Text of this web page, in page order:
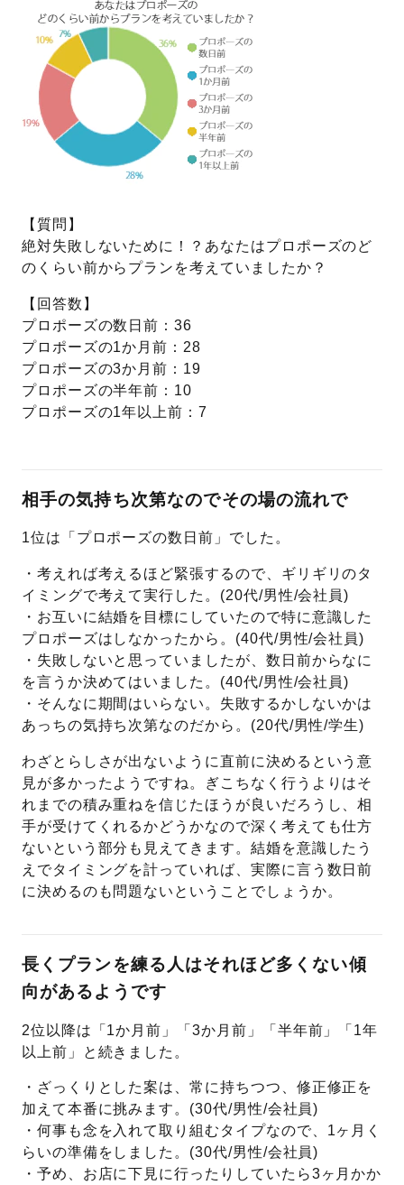
【質問】
絶対失敗しないために！？あなたはプロポーズのど
のくらい前からプランを考えていましたか？
【回答数】
プロポーズの数日前：36
プロポーズの1か月前：28
プロポーズの3か月前：19
プロポーズの半年前：10
プロポーズの1年以上前：7
相手の気持ち次第なのでその場の流れで
1位は「プロポーズの数日前」でした。
・考えれば考えるほど緊張するので、ギリギリのタ
イミングで考えて実行した。(20代/男性/会社員)
・お互いに結婚を目標にしていたので特に意識した
プロポーズはしなかったから。(40代/男性/会社員)
・失敗しないと思っていましたが、数日前からなに
を言うか決めてはいました。(40代/男性/会社員)
・そんなに期間はいらない。失敗するかしないかは
あっちの気持ち次第なのだから。(20代/男性/学生)
わざとらしさが出ないように直前に決めるという意
見が多かったようですね。ぎこちなく行うよりはそ
れまでの積み重ねを信じたほうが良いだろうし、相
手が受けてくれるかどうかなので深く考えても仕方
ないという部分も見えてきます。結婚を意識したう
えでタイミングを計っていれば、実際に言う数日前
に決めるのも問題ないということでしょうか。
長くプランを練る人はそれほど多くない傾
向があるようです
2位以降は「1か月前」「3か月前」「半年前」「1年
以上前」と続きました。
・ざっくりとした案は、常に持ちつつ、修正修正を
加えて本番に挑みます。(30代/男性/会社員)
・何事も念を入れて取り組むタイプなので、1ヶ月く
らいの準備をしました。(30代/男性/会社員)
・予め、お店に下見に行ったりしていたら3ヶ月かか
プロポーズプラン検索
プレゼント
場所
言葉
エピソード
I-PRIMO公式オンラインショップ
Follow us on